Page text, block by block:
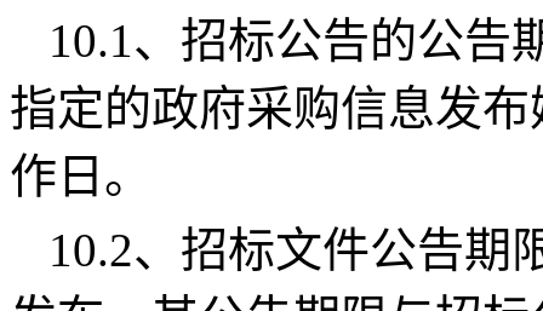
10.1、招标公告的公告
指定的政府采购信息发
作日。
10.2、招标文件公告期